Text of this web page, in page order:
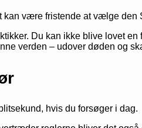
være fristende at vælge den
Du kan ikke blive lovet
verden – udover døden og
hvis du forsøger i dag.